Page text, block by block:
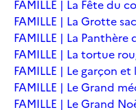
FAMILLE | La Fête du
FAMILLE | La Grotte
FAMILLE | La Panthère
FAMILLE | La tortue
FAMILLE | Le garçon
FAMILLE | Le Grand
FAMILLE | Le Grand